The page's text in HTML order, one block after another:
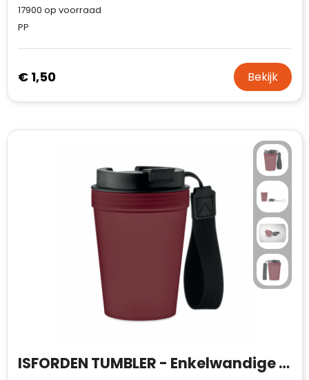
17900 op voorraad
PP
€ 1,50 Bekijk
ISFORDEN TUMBLER - Enkelwandige beker 300ml